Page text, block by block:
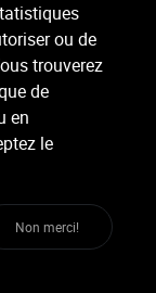
ou de
trouverez
de
en
le
Non merci!